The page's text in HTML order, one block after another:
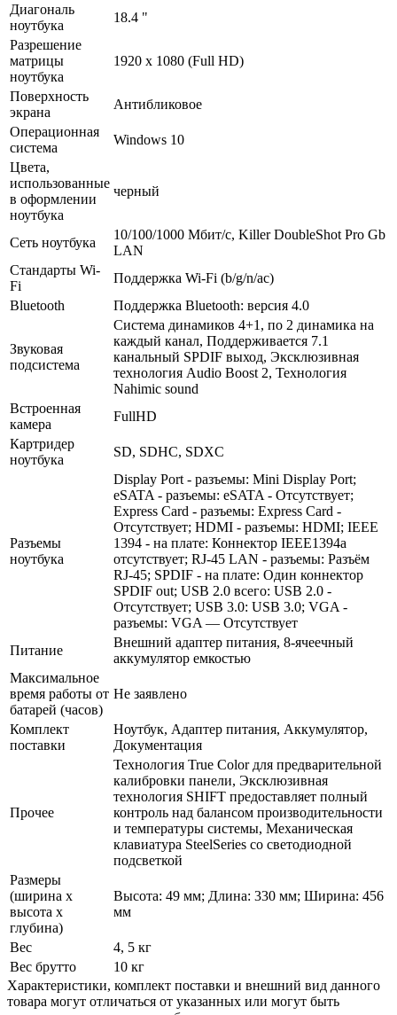
Диагональ
ноутбука
18.4 "
Разрешение
матрицы
ноутбука
1920 х 1080 (Full HD)
Поверхность
экрана
Антибликовое
Операционная
система
Windows 10
Цвета,
использованные
в оформлении
ноутбука
черный
Сеть ноутбука
10/­100/­1000 Мбит/­с, Killer DoubleShot Pro Gb
LAN
Стандарты Wi-
Fi
Поддержка Wi-Fi (b/­g/­n/­ac)
Bluetooth
Поддержка Bluetooth: версия 4.0
Звуковая
подсистема
Система динамиков 4+1, по 2 динамика на
каждый канал, Поддерживается 7.1
канальный SPDIF выход, Эксклюзивная
технология Audio Boost 2, Технология
Nahimic sound
Встроенная
камера
FullHD
Картридер
ноутбука
SD, SDHC, SDXC
Разъемы
ноутбука
Display Port - разъемы: Mini Display Port;
eSATA - разъемы: eSATA - Отсутствует;
Express Card - разъемы: Express Card -
Отсутствует; HDMI - разъемы: HDMI; IEEE
1394 - на плате: Коннектор IEEE1394а
отсутствует; RJ-45 LAN - разъемы: Разъём
RJ-45; SPDIF - на плате: Один коннектор
SPDIF out; USB 2.0 всего: USB 2.0 -
Отсутствует; USB 3.0: USB 3.0; VGA -
разъемы: VGA — Отсутствует
Питание
Внешний адаптер питания, 8-ячеечный
аккумулятор емкостью
Максимальное
время работы от
батарей (часов)
Не заявлено
Комплект
поставки
Ноутбук, Адаптер питания, Аккумулятор,
Документация
Прочее
Технология True Color для предварительной
калибровки панели, Эксклюзивная
технология SHIFT предоставляет полный
контроль над балансом производительности
и температуры системы, Механическая
клавиатура SteelSeries со светодиодной
подсветкой
Размеры
(ширина х
высота х
глубина)
Высота: 49 мм; Длина: 330 мм; Ширина: 456
мм
Вес
4, 5 кг
Вес брутто
10 кг
Xарактеристики, комплект поставки и внешний вид данного
товара могут отличаться от указанных или могут быть